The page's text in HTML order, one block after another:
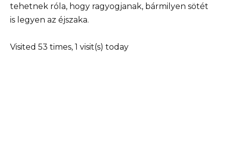
tehetnek róla, hogy ragyogjanak, bármilyen sötét
is legyen az éjszaka.
Visited 53 times, 1 visit(s) today